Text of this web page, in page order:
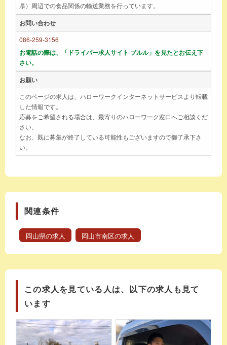
県）周辺での食品関係の輸送業務を行っています。
お問い合わせ
086-259-3156
お電話の際は、「ドライバー求人サイト ブルル」を見たとお伝え下
さい。
お願い
このページの求人は、ハローワークインターネットサービスより転載
した情報です。
応募をご希望される場合は、最寄りのハローワーク窓口へご相談くだ
さい。
なお、既に募集が終了している可能性もございますので御了承下さ
い。
関連条件
岡山県の求人 岡山市南区の求人
この求人を見ている人は、以下の求人も見て
います